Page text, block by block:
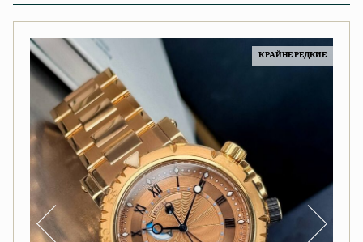
КРАЙНЕ РЕДКИЕ